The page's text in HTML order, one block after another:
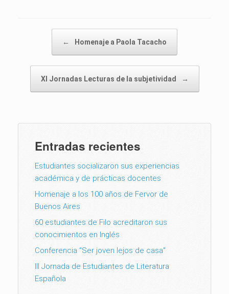
← Homenaje a Paola Tacacho
XI Jornadas Lecturas de la subjetividad →
Entradas recientes
Estudiantes socializaron sus experiencias
académica y de prácticas docentes
Homenaje a los 100 años de Fervor de
Buenos Aires
60 estudiantes de Filo acreditaron sus
conocimientos en Inglés
Conferencia “Ser joven lejos de casa”
III Jornada de Estudiantes de Literatura
Española